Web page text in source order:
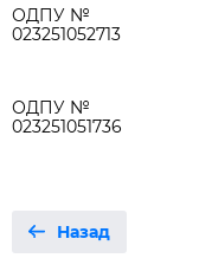
ОДПУ №
023251052713
ОДПУ №
023251051736
Назад